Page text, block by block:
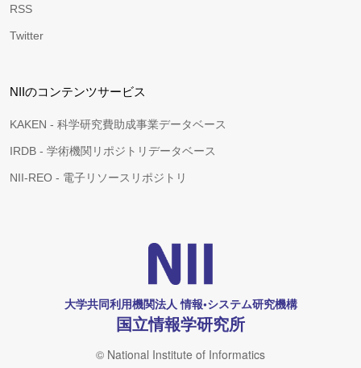
RSS
Twitter
NIIのコンテンツサービス
KAKEN - 科学研究費助成事業データベース
IRDB - 学術機関リポジトリデータベース
NII-REO - 電子リソースリポジトリ
大学共同利用機関法人 情報•システム研究機構
国立情報学研究所
© National Institute of Informatics